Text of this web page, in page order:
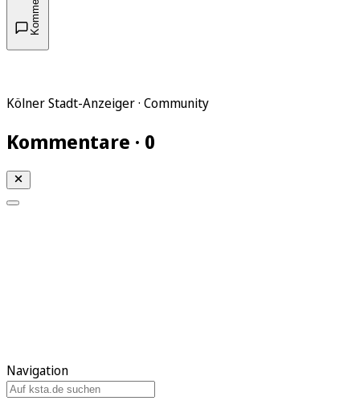
Kölner Stadt-Anzeiger · Community
Kommentare · 0
Navigation